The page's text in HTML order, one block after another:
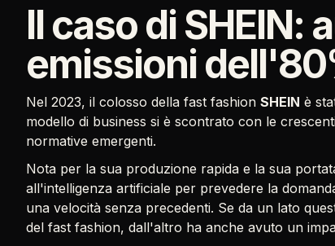
Il caso di SHEIN:
emissioni
Nel 2023, il colosso della fast fashion SHEIN è
modello di business si è scontrato con le
normative emergenti.
Nota per la sua produzione rapida e la sua
all'intelligenza artificiale per prevedere la
una velocità senza precedenti. Se da un lato
del fast fashion, dall'altro ha anche avuto un